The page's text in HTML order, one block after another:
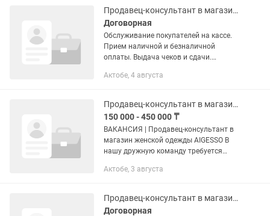
Продавец-консультант в магазине
Договорная
Обслуживание покупателей на кассе.
Прием наличной и безналичной
оплаты. Выдача чеков и сдачи.
Контроль сохранности денежных
Актобе, 4 августа
Продавец-консультант в магазине одежды
150 000 - 450 000 ₸
ВАКАНСИЯ | Продавец-консультант в
магазин женской одежды AIGESSO В
нашу дружную команду требуется
График: 1/1 • Время работы: с 10:00 до
Актобе, 3 августа
Продавец-консультант в магазине
Договорная